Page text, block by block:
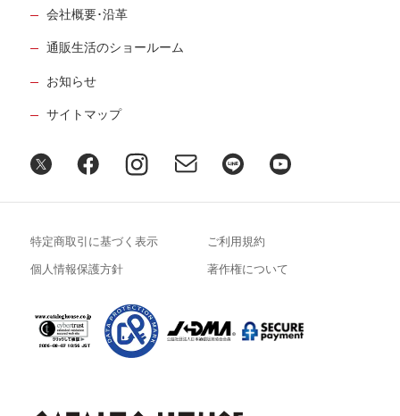
会社概要･沿革
通販生活のショールーム
お知らせ
サイトマップ
特定商取引に基づく表示 ご利用規約
個人情報保護方針 著作権について